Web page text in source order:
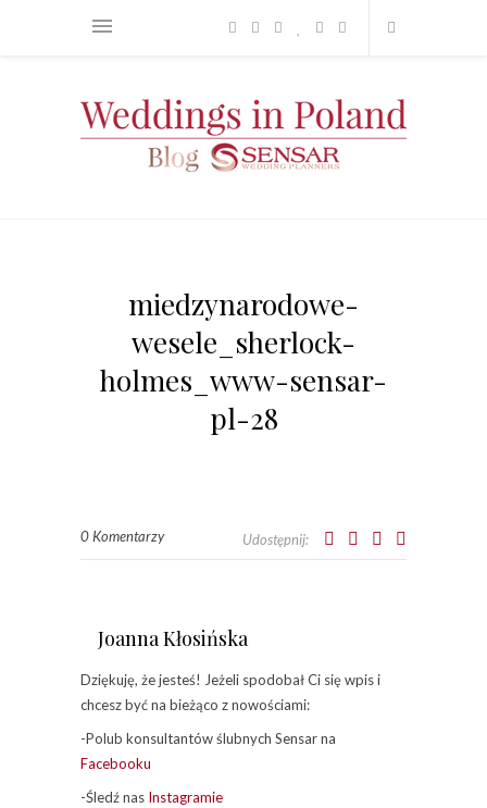
miedzynarodowe-
wesele_sherlock-
holmes_www-sensar-
pl-28
0 Komentarzy Udostępnij:
Joanna Kłosińska
Dziękuję, że jesteś! Jeżeli spodobał Ci się wpis i
chcesz być na bieżąco z nowościami:
-Polub konsultantów ślubnych Sensar na
Facebooku
-Śledź nas Instagramie